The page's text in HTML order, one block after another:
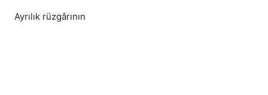
Ayrılık rüzgârının